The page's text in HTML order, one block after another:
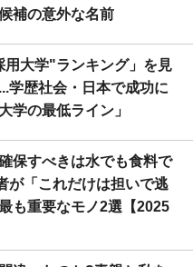
補の意外な名前
用大学"ランキング」を見
学歴社会・日本で成功に
学の最低ライン」
保すべきは水でも食料で
が「これだけは担いで逃
も重要なモノ2選【2025